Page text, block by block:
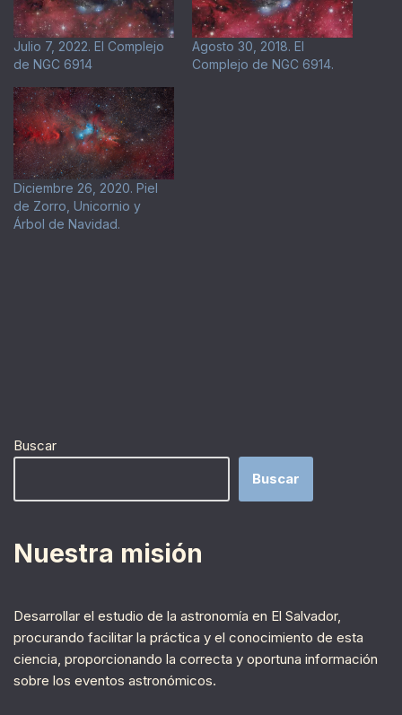
Julio 7, 2022. El Complejo
de NGC 6914
Agosto 30, 2018. El
Complejo de NGC 6914.
Diciembre 26, 2020. Piel
de Zorro, Unicornio y
Árbol de Navidad.
Buscar
Buscar
Nuestra misión
Desarrollar el estudio de la astronomía en El Salvador,
procurando facilitar la práctica y el conocimiento de esta
ciencia, proporcionando la correcta y oportuna información
sobre los eventos astronómicos.